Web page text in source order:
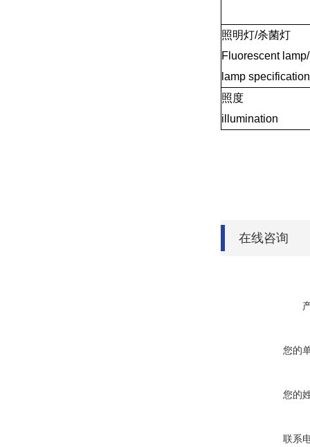
照明灯/杀菌灯
Fluorescent
lamp
照度
illumination
在线咨询
您的
您的
联系